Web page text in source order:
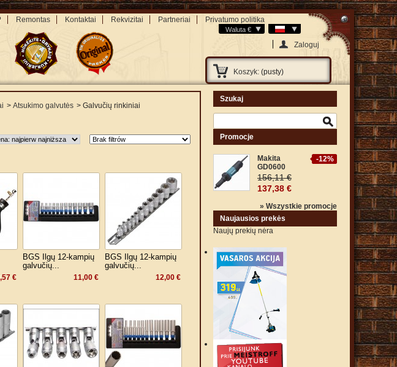
Remontas Kontaktai Rekvizitai Partneriai Privatumo politika
Waluta €
Zaloguj
Koszyk: (pusty)
> Atsukimo galvutės > Galvučių rinkiniai
€
BGS Ilgų 12-kampių
galvučių...
11,00 €
BGS Ilgų 12-kampių
galvučių...
12,00 €
Szukaj
Promocje
-12%
Makita
GD0600
156,11 €
137,38 €
» Wszystkie promocje
Naujausios prekės
Naujų prekių nėra